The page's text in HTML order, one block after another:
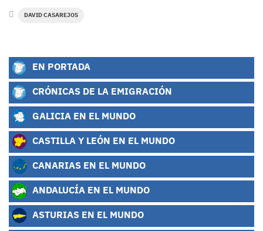
DAVID CASAREJOS
EN PORTADA
CRÓNICAS DE LA EMIGRACIÓN
GALICIA EN EL MUNDO
CASTILLA Y LEÓN EN EL MUNDO
CANARIAS EN EL MUNDO
ANDALUCÍA EN EL MUNDO
ASTURIAS EN EL MUNDO